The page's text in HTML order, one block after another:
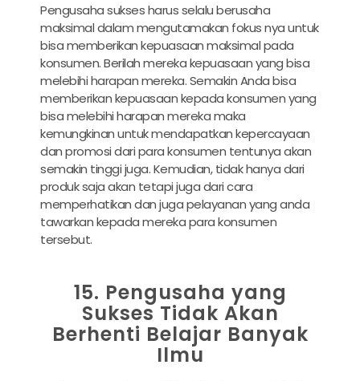
Pengusaha sukses harus selalu berusaha
maksimal dalam mengutamakan fokus nya untuk
bisa memberikan kepuasaan maksimal pada
konsumen. Berilah mereka kepuasaan yang bisa
melebihi harapan mereka. Semakin Anda bisa
memberikan kepuasaan kepada konsumen yang
bisa melebihi harapan mereka maka
kemungkinan untuk mendapatkan kepercayaan
dan promosi dari para konsumen tentunya akan
semakin tinggi juga. Kemudian, tidak hanya dari
produk saja akan tetapi juga dari cara
memperhatikan dan juga pelayanan yang anda
tawarkan kepada mereka para konsumen
tersebut.
15. Pengusaha yang
Sukses Tidak Akan
Berhenti Belajar Banyak
Ilmu